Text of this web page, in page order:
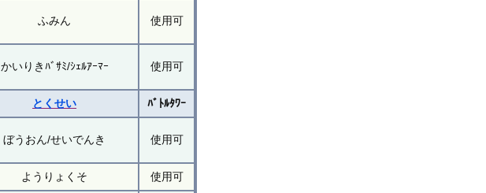
ふみん 使用可
かいりきﾊﾞｻﾐ/ｼｪﾙｱｰﾏｰ 使用可
とくせい ﾊﾞﾄﾙﾀﾜｰ
ぼうおん/せいでんき 使用可
ようりょくそ 使用可